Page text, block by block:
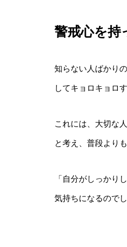
警戒心を持
知らない人ばかり
してキョロキョロ
これには、大切な
と考え、普段より
「自分がしっかり
気持ちになるのでし